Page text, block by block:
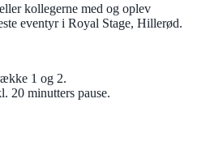
kollegerne med og oplev
eventyr i Royal Stage, Hillerød.
1 og 2.
20 minutters pause.